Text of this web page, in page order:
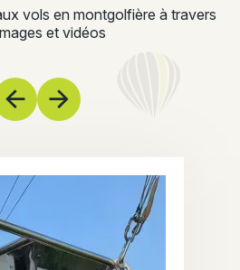
vols en montgolfière à travers
et vidéos